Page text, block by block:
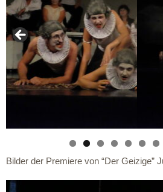
Bilder der Premiere von “Der Geizige”